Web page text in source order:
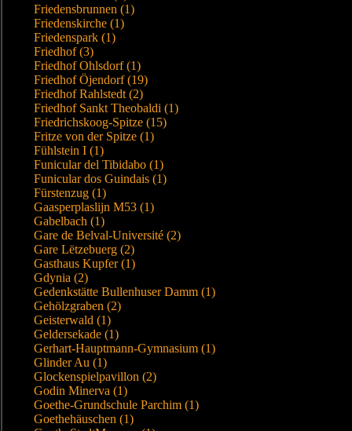
Friedensbrunnen (1)
Friedenskirche (1)
Friedenspark (1)
Friedhof (3)
Friedhof Ohlsdorf (1)
Friedhof Öjendorf (19)
Friedhof Rahlstedt (2)
Friedhof Sankt Theobaldi (1)
Friedrichskoog-Spitze (15)
Fritze von der Spitze (1)
Fühlstein I (1)
Funicular del Tibidabo (1)
Funicular dos Guindais (1)
Fürstenzug (1)
Gaasperplaslijn M53 (1)
Gabelbach (1)
Gare de Belval-Université (2)
Gare Lëtzebuerg (2)
Gasthaus Kupfer (1)
Gdynia (2)
Gedenkstätte Bullenhuser Damm (1)
Gehölzgraben (2)
Geisterwald (1)
Geldersekade (1)
Gerhart-Hauptmann-Gymnasium (1)
Glinder Au (1)
Glockenspielpavillon (2)
Godin Minerva (1)
Goethe-Grundschule Parchim (1)
Goethehäuschen (1)